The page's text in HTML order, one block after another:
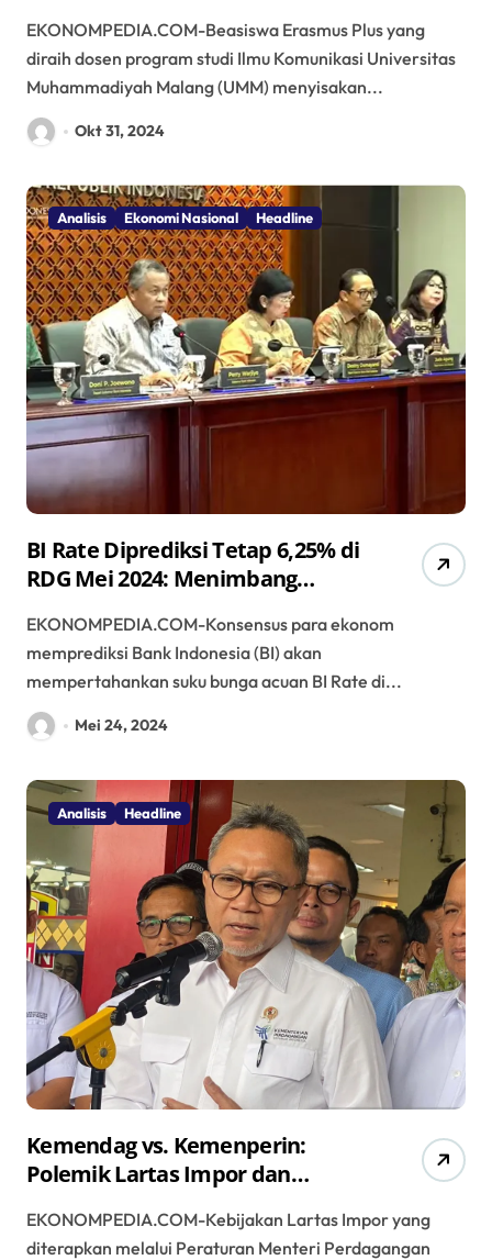
Bydgoszcz Polandia
EKONOMPEDIA.COM-Beasiswa Erasmus Plus yang
diraih dosen program studi Ilmu Komunikasi Universitas
Muhammadiyah Malang (UMM) menyisakan...
Okt 31, 2024
Analisis Ekonomi Nasional Headline
BI Rate Diprediksi Tetap 6,25% di
RDG Mei 2024: Menimbang
EKONOMPEDIA.COM-Konsensus para ekonom
memprediksi Bank Indonesia (BI) akan
mempertahankan suku bunga acuan BI Rate di...
Mei 24, 2024
Analisis Headline
Kemendag vs. Kemenperin:
Polemik Lartas Impor dan
Lokal
EKONOMPEDIA.COM-Kebijakan Lartas Impor yang
diterapkan melalui Peraturan Menteri Perdagangan